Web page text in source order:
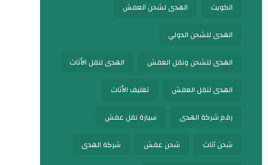
الكويت الهدى لشحن العفش
الهدى للشحن الدولي
الهدى للشحن ونقل العفش الهدى لنقل الأثاث
الهدى لنقل العفش تغليف الأثاث
رقم شركة الهدى سيارة نقل عفش
شحن أثاث شحن عفش شركة الهدى